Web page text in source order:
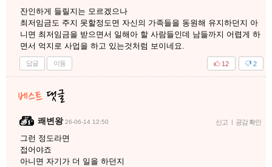
잔인하게 들릴지는 모르겠으나
최저임금도 주지 못할정도면 자신의 가족들을 동원해 유지하던지 아
니면 최저임금을 받으면서 일해아 할 사람들인데 남들까지 어렵게 하
면서 억지로 사업을 하고 있는것처럼 보이네요.
답글 이동 2
12
쾌변왕 26-06-14 12:50 신고 공감 확인
그런 정도라면
접어야죠
아니면 자기가 더 일을 하던지